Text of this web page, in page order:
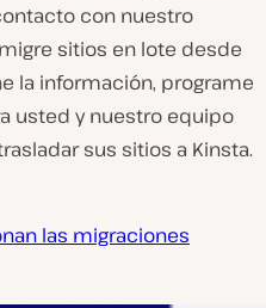
con nuestro
sitios en lote desde
la información, programe
usted y nuestro equipo
sus sitios a Kinsta.
las migraciones